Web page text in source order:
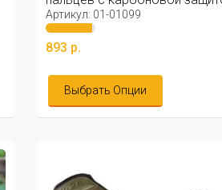
Coyote
Артикул: 01-01099
893 р.
Выбрать Опции